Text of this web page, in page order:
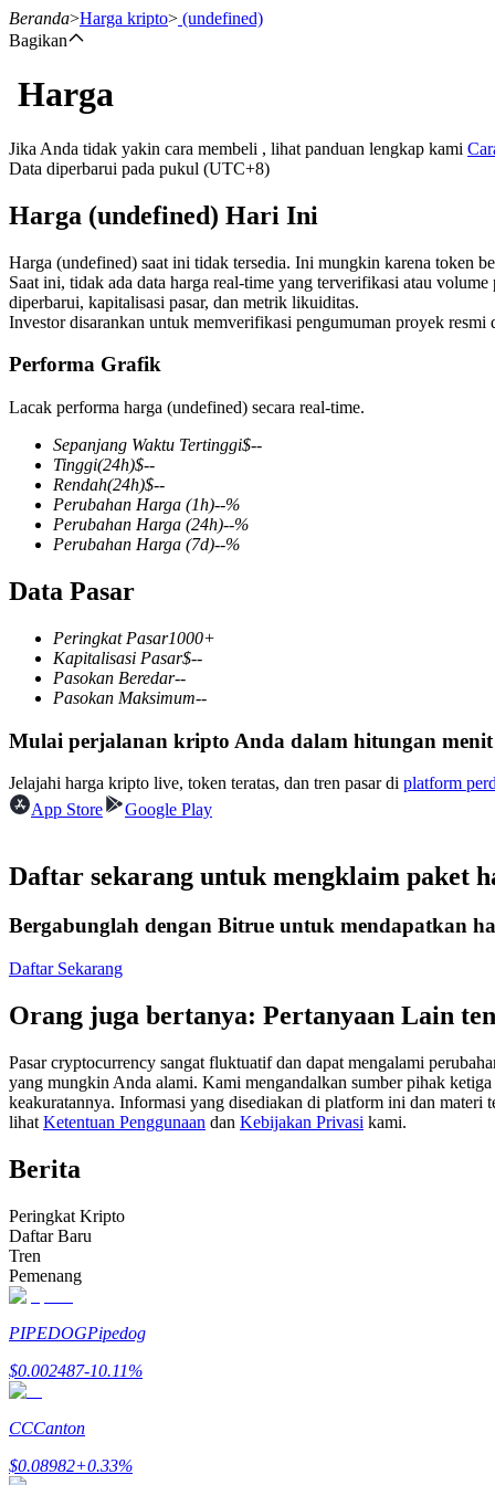
Berjangka
USDT Berjangka
Kontrak berjangka menggunakan USDT sebagai jaminannya
COIN-M Berjangka
Mata Uang Kripto Berjangka
Derivatif saham, forex, logam mulia, dan komoditas
USDC Berjangka
Kontrak berjangka menggunakan USDC sebagai jaminannya
Copy Trading
Bergabunglah dengan pedagang top
Beranda>Harga kripto> (undefined)
Bagikan
Harga
Jika Anda tidak yakin cara membeli , lihat panduan lengkap kami
Data diperbarui pada pukul (UTC+8)
Harga (undefined) Hari Ini
Harga (undefined) saat ini tidak tersedia. Ini mungkin karena token
Saat ini, tidak ada data harga real-time yang terverifikasi atau
diperbarui, kapitalisasi pasar, dan metrik likuiditas.
Investor disarankan untuk memverifikasi pengumuman proyek resmi
Performa Grafik
Lacak performa harga (undefined) secara real-time.
Sepanjang Waktu Tertinggi$--
Tinggi(24h)$--
Rendah(24h)$--
Perubahan Harga (1h)--%
Perubahan Harga (24h)--%
Perubahan Harga (7d)--%
Data Pasar
Peringkat Pasar1000+
Kapitalisasi Pasar$--
Pasokan Beredar--
Pasokan Maksimum--
Mulai perjalanan kripto Anda dalam hitungan menit
Jelajahi harga kripto live, token teratas, dan tren pasar di platform
App Store
Google Play
Daftar sekarang untuk mengklaim paket
Bergabunglah dengan Bitrue untuk mendapatkan
Daftar Sekarang
Orang juga bertanya: Pertanyaan Lain
Pasar cryptocurrency sangat fluktuatif dan dapat mengalami
yang mungkin Anda alami. Kami mengandalkan sumber pihak
keakuratannya. Informasi yang disediakan di platform ini dan
lihat Ketentuan Penggunaan dan Kebijakan Privasi kami.
Berita
Peringkat Kripto
Daftar Baru
Tren
Pemenang
PIPEDOGPipedog
$0.002487-10.11%
CCCanton
$0.08982+0.33%